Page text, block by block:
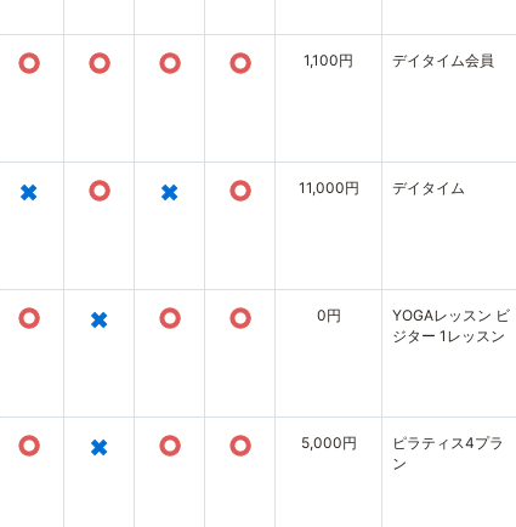
○ ○ ○ ○ 1,100円 デイタイム会員
× ○ × ○ 11,000円 デイタイム
○ × ○ ○ 0円
YOGAレッスン ビ
ジター 1レッスン
○ × ○ ○ 5,000円
ピラティス4プラ
ン